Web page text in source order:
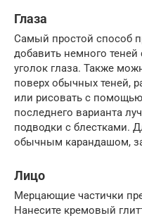
Глаза
Самый простой способ
добавить немного теней
уголок глаза. Также
поверх обычных теней,
или рисовать с помощью
последнего варианта
подводки с блестками.
обычным карандашом,
Лицо
Мерцающие частички
Нанесите кремовый